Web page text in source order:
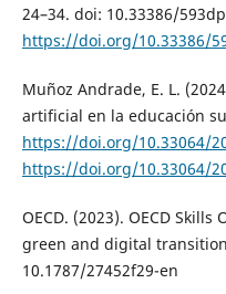
24–34. doi: 10.33386/
https://doi.org/10.33386/
Muñoz Andrade, E. L.
artificial en la educación
https://doi.org/10.33064/
https://doi.org/10.33064/
OECD. (2023). OECD
green and digital
10.1787/27452f29-en